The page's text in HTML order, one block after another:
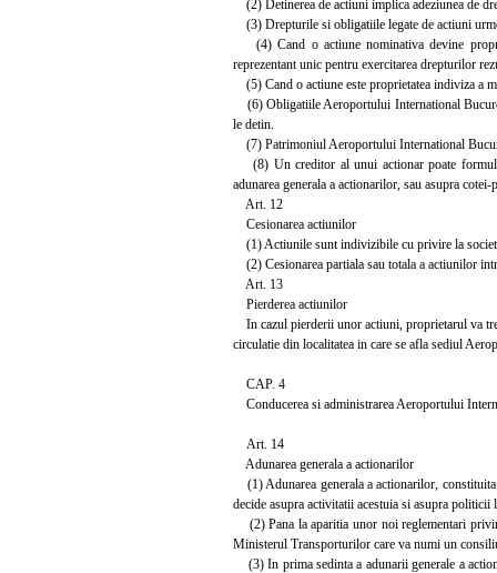
(2) Detinerea de actiuni implica adeziunea de
(3) Drepturile si obligatiile legate de actiuni
(4) Cand o actiune nominativa devine
reprezentant unic pentru exercitarea drepturilor
(5) Cand o actiune este proprietatea indiviza a
(6) Obligatiile Aeroportului International
le detin.
(7) Patrimoniul Aeroportului International
(8) Un creditor al unui actionar poate
adunarea generala a actionarilor, sau asupra
Art. 12
Cesionarea actiunilor
(1) Actiunile sunt indivizibile cu privire la
(2) Cesionarea partiala sau totala a actiunilor
Art. 13
Pierderea actiunilor
In cazul pierderii unor actiuni, proprietarul va
circulatie din localitatea in care se afla sediul
CAP. 4
Conducerea si administrarea Aeroportului
Art. 14
Adunarea generala a actionarilor
(1) Adunarea generala a actionarilor,
decide asupra activitatii acestuia si asupra politicii
(2) Pana la aparitia unor noi reglementari
Ministerul Transporturilor care va numi un
(3) In prima sedinta a adunarii generale a